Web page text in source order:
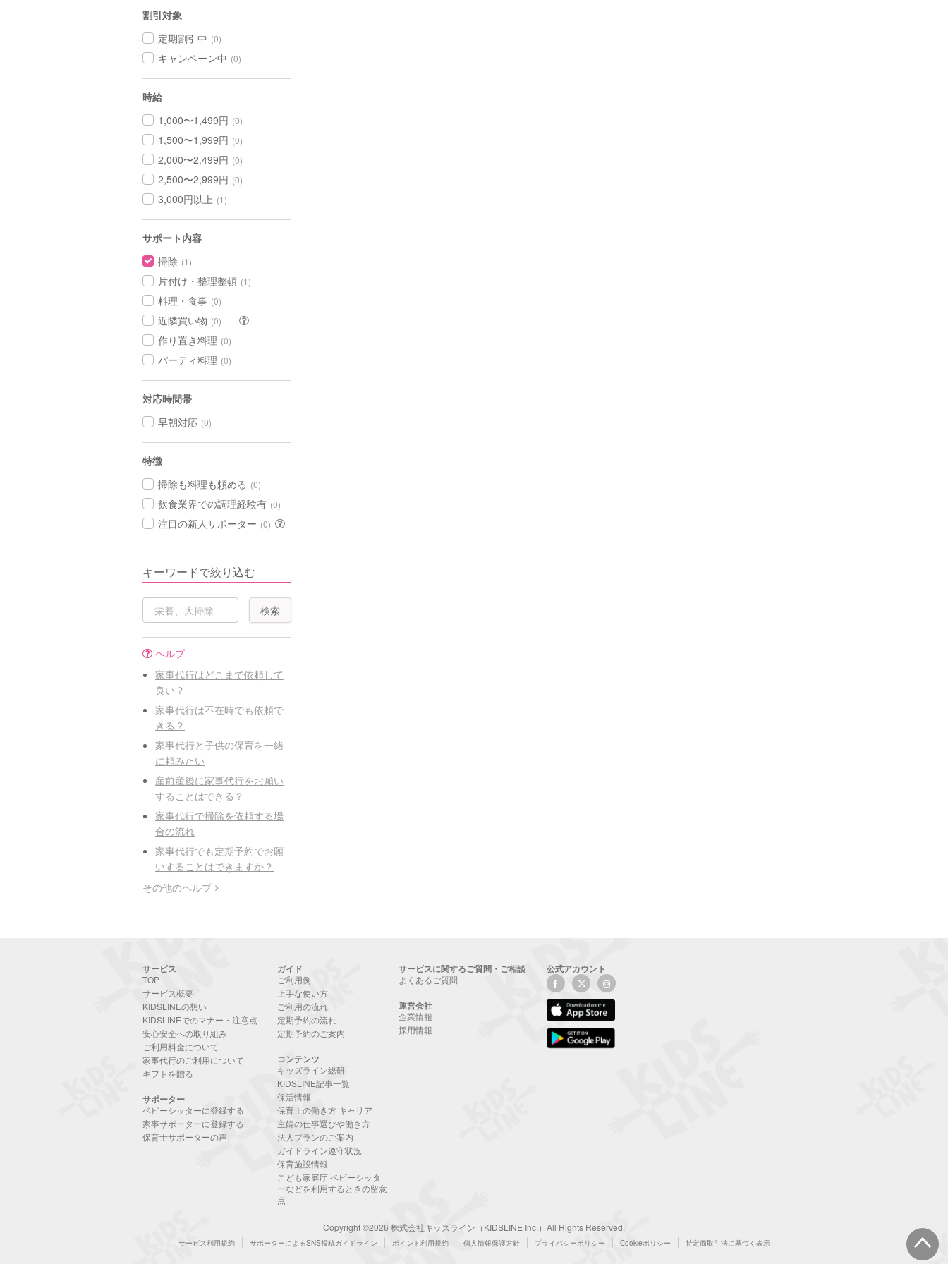
割引対象
定期割引中 (0)
キャンペーン中 (0)
時給
1,000〜1,499円 (0)
1,500〜1,999円 (0)
2,000〜2,499円 (0)
2,500〜2,999円 (0)
3,000円以上 (1)
サポート内容
掃除 (1)
片付け・整理整頓 (1)
料理・食事 (0)
近隣買い物 (0)
作り置き料理 (0)
パーティ料理 (0)
対応時間帯
早朝対応 (0)
特徴
掃除も料理も頼める (0)
飲食業界での調理経験有 (0)
注目の新人サポーター (0)
キーワードで絞り込む
ヘルプ
家事代行はどこまで依頼して
良い？
家事代行は不在時でも依頼で
きる？
家事代行と子供の保育を一緒
に頼みたい
産前産後に家事代行をお願い
することはできる？
家事代行で掃除を依頼する場
合の流れ
家事代行でも定期予約でお願
いすることはできますか？
その他のヘルプ
サービス
TOP
サービス概要
KIDSLINEの想い
KIDSLINEでのマナー・注意点
安心安全への取り組み
ご利用料金について
家事代行のご利用について
ギフトを贈る
サポーター
ベビーシッターに登録する
家事サポーターに登録する
保育士サポーターの声
ガイド
ご利用例
上手な使い方
ご利用の流れ
定期予約の流れ
定期予約のご案内
コンテンツ
キッズライン総研
KIDSLINE記事一覧
保活情報
保育士の働き方 キャリア
主婦の仕事選びや働き方
法人プランのご案内
ガイドライン遵守状況
保育施設情報
こども家庭庁 ベビーシッタ
ーなどを利用するときの留意
点
サービスに関するご質問・ご相談
よくあるご質問
運営会社
企業情報
採用情報
公式アカウント
Copyright ©2026 株式会社キッズライン（KIDSLINE Inc.）All Rights Reserved.
サービス利用規約 サポーターによるSNS投稿ガイドライン ポイント利用規約 個人情報保護方針 プライバシーポリシー Cookieポリシー 特定商取引法に基づく表示